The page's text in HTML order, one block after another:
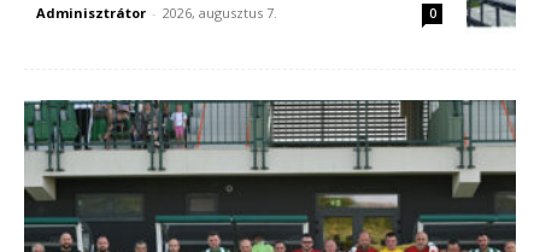
Adminisztrátor - 2026, augusztus 7. 0